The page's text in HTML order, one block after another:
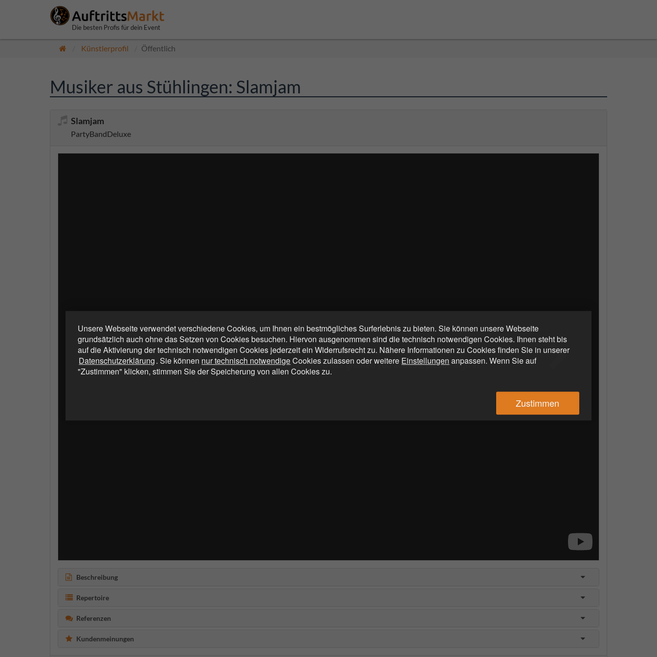
Unsere Webseite verwendet verschiedene Cookies, um Ihnen ein bestmögliches Surferlebnis zu bieten. Sie können unsere Webseite
grundsätzlich auch ohne das Setzen von Cookies besuchen. Hiervon ausgenommen sind die technisch notwendigen Cookies. Ihnen steht bis
auf die Aktivierung der technisch notwendigen Cookies jederzeit ein Widerrufsrecht zu. Nähere Informationen zu Cookies finden Sie in unserer
Datenschutzerklärung. Sie können nur technisch notwendigeCookies zulassen oder weitere Einstellungen anpassen. Wenn Sie auf
"Zustimmen" klicken, stimmen Sie der Speicherung von allen Cookies zu.
Zustimmen
Die besten Profis für dein Event
Künstlerprofil Öffentlich
Musiker aus Stühlingen: Slamjam
Slamjam
PartyBandDeluxe
Beschreibung
Repertoire
Referenzen
Kundenmeinungen